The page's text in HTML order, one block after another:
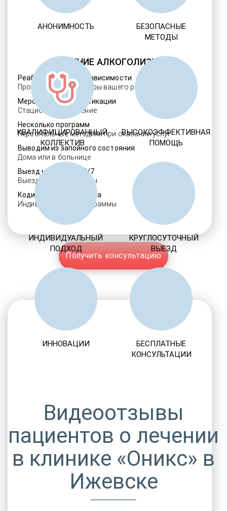
ЛЕЧЕНИЕ АЛКОГОЛИЗМА
Реабилитация алкозависимости
Проверенные ребцентры вашего региона
Мероприятия детоксикации
Стационарное лечение
Несколько программ
Персональные методики при оказании услуг
Выводим из запойного состояния
Дома или в больнице
Выезд нарколога 24/7
Выезд в течение 30 мин.
Кодировка алкоголизма
Индивидуальные программы
Получить консультацию
АНОНИМНОСТЬ
БЕЗОПАСНЫЕ
МЕТОДЫ
КВАЛИФИЦИРОВАННЫЙ
КОЛЛЕКТИВ
ВЫСОКОЭФФЕКТИВНАЯ
ПОМОЩЬ
ИНДИВИДУАЛЬНЫЙ
ПОДХОД
КРУГЛОСУТОЧНЫЙ
ВЫЕЗД
ИННОВАЦИИ
БЕСПЛАТНЫЕ
КОНСУЛЬТАЦИИ
Видеоотзывы
пациентов о лечении
в клинике «Оникс» в
Ижевске